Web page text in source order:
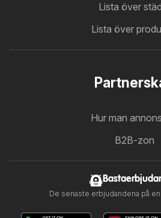
Lista över
Lista över
Hur man
B2B-zon
De senaste erbjudandena på